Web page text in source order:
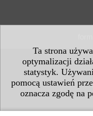
Ta strona
optymalizacji
statystyk.
pomocą ustawień
oznacza zgodę na